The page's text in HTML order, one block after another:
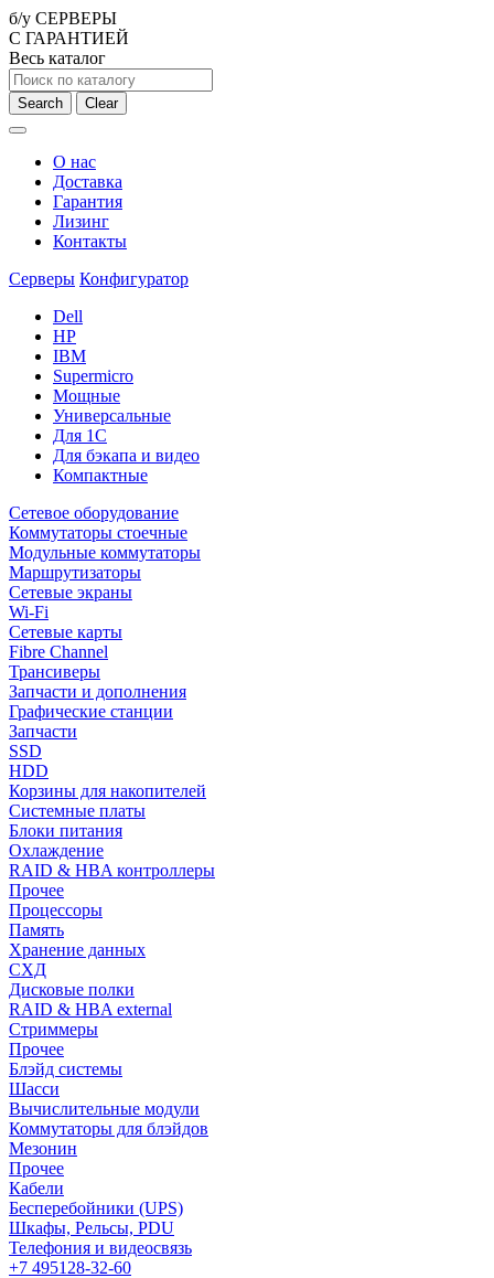
б/у СЕРВЕРЫ
С ГАРАНТИЕЙ
Весь каталог
Search Clear
О нас
Доставка
Гарантия
Лизинг
Контакты
Серверы Конфигуратор
Dell
HP
IBM
Supermicro
Мощные
Универсальные
Для 1С
Для бэкапа и видео
Компактные
Сетевое оборудование
Коммутаторы стоечные
Модульные коммутаторы
Маршрутизаторы
Сетевые экраны
Wi-Fi
Сетевые карты
Fibre Channel
Трансиверы
Запчасти и дополнения
Графические станции
Запчасти
SSD
HDD
Корзины для накопителей
Системные платы
Блоки питания
Охлаждение
RAID & HBA контроллеры
Прочее
Процессоры
Память
Хранение данных
СХД
Дисковые полки
RAID & HBA external
Стриммеры
Прочее
Блэйд системы
Шасси
Вычислительные модули
Коммутаторы для блэйдов
Мезонин
Прочее
Кабели
Бесперебойники (UPS)
Шкафы, Рельсы, PDU
Телефония и видеосвязь
+7 495128-32-60